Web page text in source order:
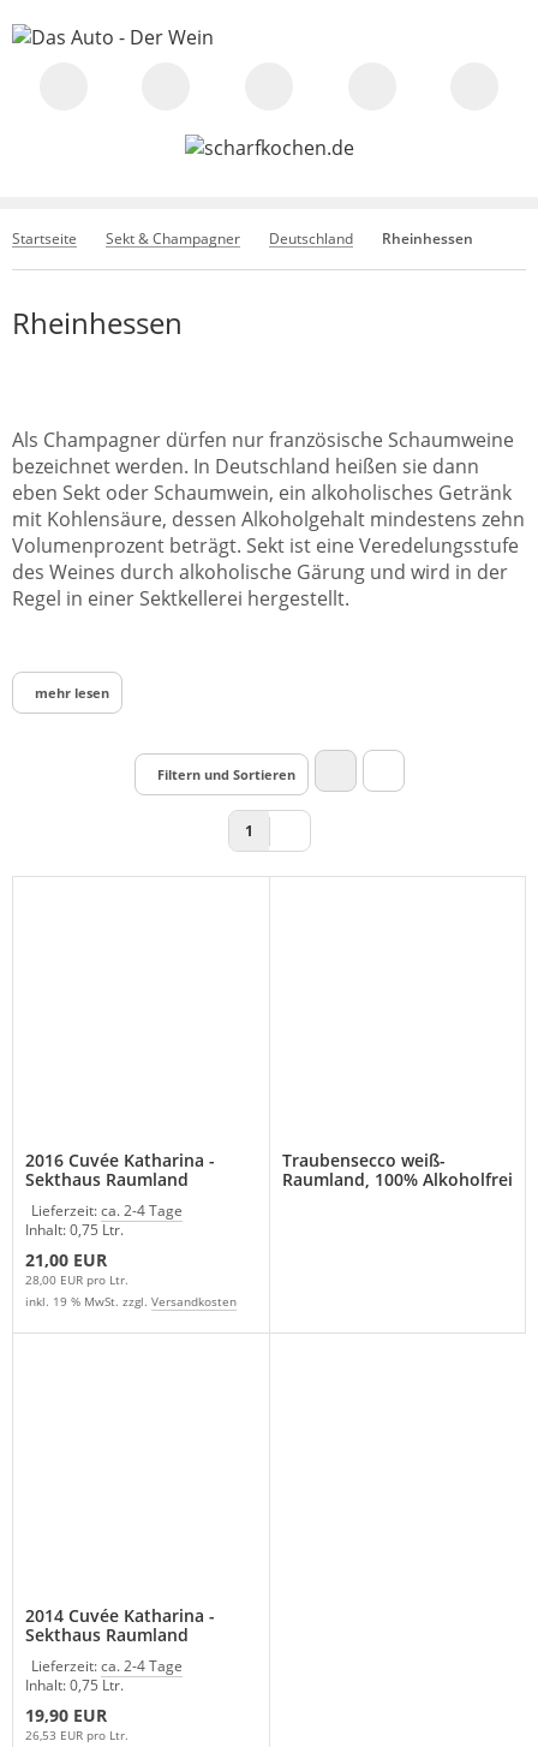
Startseite Sekt & Champagner Deutschland Rheinhessen
Rheinhessen
Als Champagner dürfen nur französische Schaumweine
bezeichnet werden. In Deutschland heißen sie dann
eben Sekt oder Schaumwein, ein alkoholisches Getränk
mit Kohlensäure, dessen Alkoholgehalt mindestens zehn
Volumenprozent beträgt. Sekt ist eine Veredelungsstufe
des Weines durch alkoholische Gärung und wird in der
Regel in einer Sektkellerei hergestellt.
mehr lesen
Filtern und Sortieren
1
2016 Cuvée Katharina -
Sekthaus Raumland
Lieferzeit:ca. 2-4 Tage
Inhalt: 0,75 Ltr.
21,00 EUR
28,00 EUR pro Ltr.
inkl. 19 % MwSt. zzgl. Versandkosten
Traubensecco weiß-
Raumland, 100% Alkoholfrei
2014 Cuvée Katharina -
Sekthaus Raumland
Lieferzeit:ca. 2-4 Tage
Inhalt: 0,75 Ltr.
19,90 EUR
26,53 EUR pro Ltr.